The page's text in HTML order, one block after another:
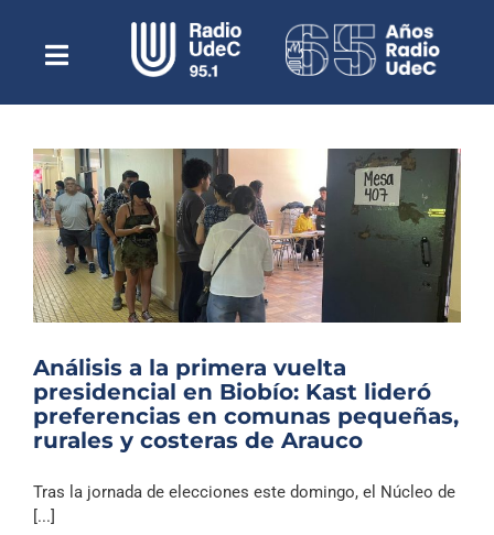
contenidoToggle
NavigationEscuchar Radio UdeC en vivo
Quiénes Somos
Programación
Podcast
Noticias
Reportajes
Columnas
Música Clásica
Análisis a la primera vuelta
presidencial en Biobío: Kast lideró
preferencias en comunas pequeñas,
rurales y costeras de Arauco
Tras la jornada de elecciones este domingo, el Núcleo de
[...]